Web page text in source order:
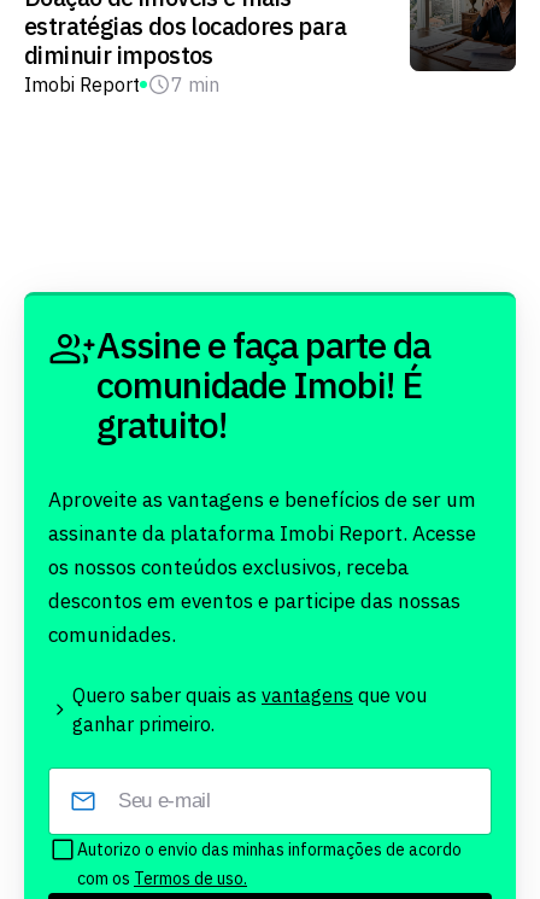
estratégias dos locadores para
diminuir impostos
Imobi Report 7 min
Assine e faça parte da
comunidade Imobi! É
gratuito!
Aproveite as vantagens e benefícios de ser um
assinante da plataforma Imobi Report. Acesse
os nossos conteúdos exclusivos, receba
descontos em eventos e participe das nossas
comunidades.
Quero saber quais as vantagens que vou
ganhar primeiro.
Autorizo o envio das minhas informações de acordo
com os Termos de uso.